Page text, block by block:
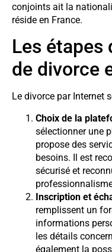
conjoints ait la
réside en France.
Les étapes
de divorce
Le divorce par Internet
Choix de la
sélectionner une
propose des
besoins. Il est
sécurisé et
Inscription et
remplissent un
informations
les détails
également la